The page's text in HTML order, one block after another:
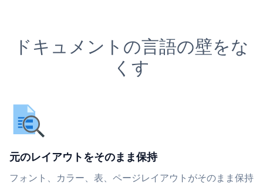
ドキュメントの言語の壁をな
くす
元のレイアウトをそのまま保持
フォント、カラー、表、ページレイアウトがそのまま保持